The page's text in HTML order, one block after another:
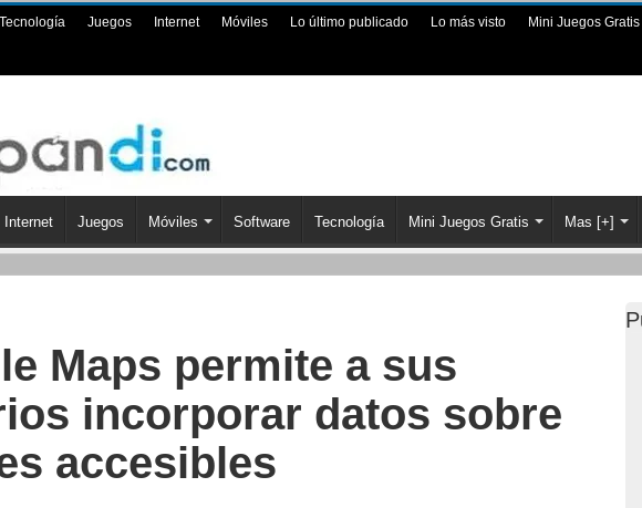
Tecnología Juegos Internet Móviles Lo último publicado Lo más visto Mini Juegos Gratis
Internet Juegos Móviles Software Tecnología Mini Juegos Gratis Mas [+]
Maps permite a sus
incorporar datos sobre
accesibles